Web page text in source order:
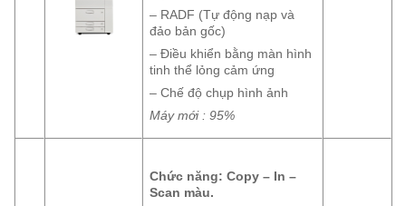
– RADF (Tự động nạp và
đảo bản gốc)
– Điều khiển bằng màn hình
tinh thể lỏng cảm ứng
– Chế độ chụp hình ảnh
Máy mới : 95%
Chức năng: Copy – In –
Scan màu.